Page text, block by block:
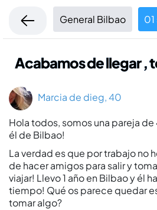
General Bilbao
Acabamos de llegar ,
Marcia de dieg, 40
Hola todos, somos una pareja de
él de Bilbao!
La verdad es que por trabajo no
de hacer amigos para salir y
viajar! Llevo 1 año en Bilbao y él
tiempo! Qué os parece quedar
tomar algo?